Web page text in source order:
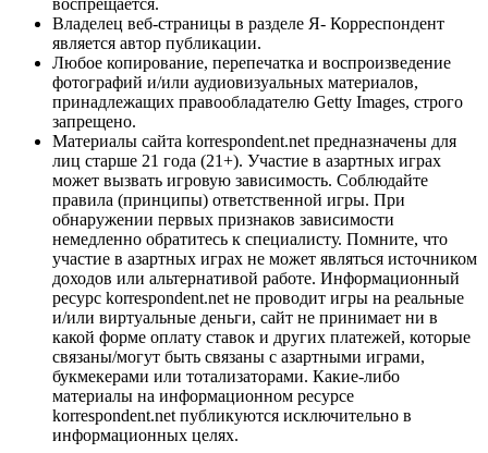
Владелец веб-страницы в разделе Я- Корреспондент
является автор публикации.
Любое копирование, перепечатка и воспроизведение
фотографий и/или аудиовизуальных материалов,
принадлежащих правообладателю Getty Images, строго
запрещено.
Материалы сайта korrespondent.net предназначены для
лиц старше 21 года (21+). Участие в азартных играх
может вызвать игровую зависимость. Соблюдайте
правила (принципы) ответственной игры. При
обнаружении первых признаков зависимости
немедленно обратитесь к специалисту. Помните, что
участие в азартных играх не может являться источником
доходов или альтернативой работе. Информационный
ресурс korrespondent.net не проводит игры на реальные
и/или виртуальные деньги, сайт не принимает ни в
какой форме оплату ставок и других платежей, которые
связаны/могут быть связаны с азартными играми,
букмекерами или тотализаторами. Какие-либо
материалы на информационном ресурсе
korrespondent.net публикуются исключительно в
информационных целях.